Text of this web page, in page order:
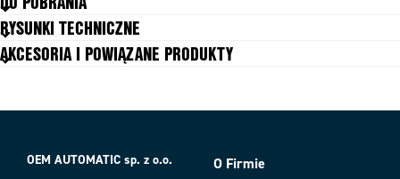
Flag indicator
Funkcja Resetowanie obrotowe
Min. temperatura pracy -25 °C
RYSUNKI TECHNICZNE
AKCESORIA I POWIĄZANE PRODUKTY
Warianty produktu
OEM AUTOMATIC sp. z o.o. O Firmie